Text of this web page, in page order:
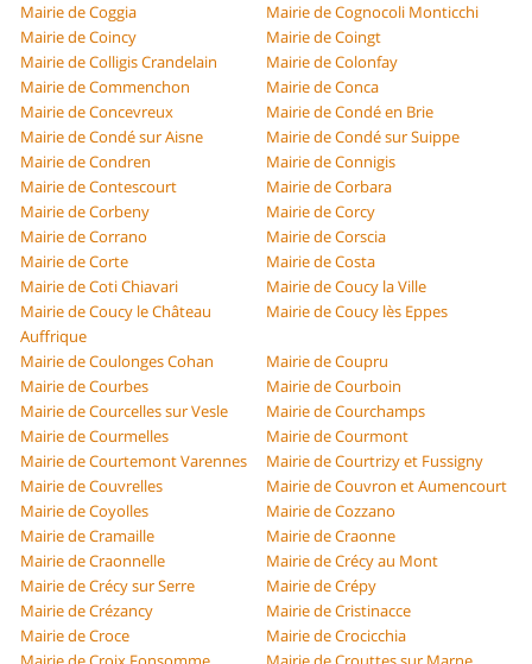
Mairie de Coggia
Mairie de Cognocoli Monticchi
Mairie de Coincy
Mairie de Coingt
Mairie de Colligis Crandelain
Mairie de Colonfay
Mairie de Commenchon
Mairie de Conca
Mairie de Concevreux
Mairie de Condé en Brie
Mairie de Condé sur Aisne
Mairie de Condé sur Suippe
Mairie de Condren
Mairie de Connigis
Mairie de Contescourt
Mairie de Corbara
Mairie de Corbeny
Mairie de Corcy
Mairie de Corrano
Mairie de Corscia
Mairie de Corte
Mairie de Costa
Mairie de Coti Chiavari
Mairie de Coucy la Ville
Mairie de Coucy le Château
Auffrique
Mairie de Coucy lès Eppes
Mairie de Coulonges Cohan
Mairie de Coupru
Mairie de Courbes
Mairie de Courboin
Mairie de Courcelles sur Vesle
Mairie de Courchamps
Mairie de Courmelles
Mairie de Courmont
Mairie de Courtemont Varennes
Mairie de Courtrizy et Fussigny
Mairie de Couvrelles
Mairie de Couvron et Aumencourt
Mairie de Coyolles
Mairie de Cozzano
Mairie de Cramaille
Mairie de Craonne
Mairie de Craonnelle
Mairie de Crécy au Mont
Mairie de Crécy sur Serre
Mairie de Crépy
Mairie de Crézancy
Mairie de Cristinacce
Mairie de Croce
Mairie de Crocicchia